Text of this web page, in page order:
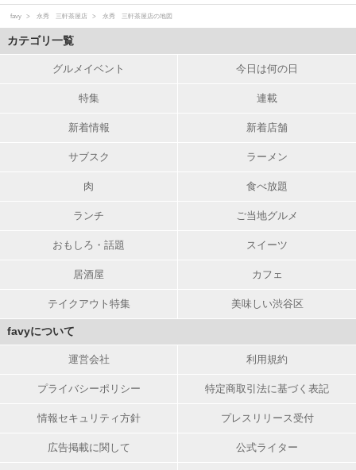
favy 永秀 三軒茶屋店 永秀 三軒茶屋店の地図
カテゴリ一覧
グルメイベント 今日は何の日
特集 連載
新着情報 新着店舗
サブスク ラーメン
肉 食べ放題
ランチ ご当地グルメ
おもしろ・話題 スイーツ
居酒屋 カフェ
テイクアウト特集 美味しい渋谷区
favyについて
運営会社 利用規約
プライバシーポリシー 特定商取引法に基づく表記
情報セキュリティ方針 プレスリリース受付
広告掲載に関して 公式ライター